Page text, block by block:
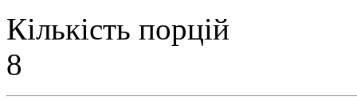
Кількість порцій
8